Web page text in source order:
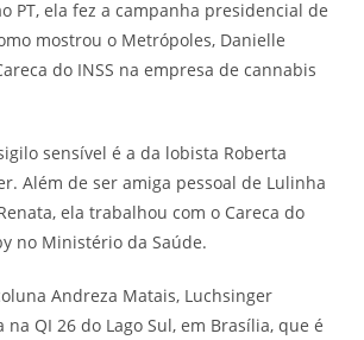
PT, ela fez a campanha presidencial de
mostrou o Metrópoles, Danielle
do INSS na empresa de cannabis
sensível é a da lobista Roberta
Além de ser amiga pessoal de Lulinha
ela trabalhou com o Careca do
no Ministério da Saúde.
Andreza Matais, Luchsinger
na QI 26 do Lago Sul, em Brasília, que é